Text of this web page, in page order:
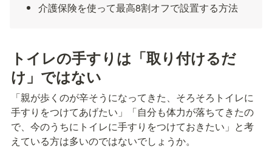
介護保険を使って最高8割オフで設置する方法
トイレの手すりは「取り付けるだ
け」ではない
「親が歩くのが辛そうになってきた、そろそろトイレに
手すりをつけてあげたい」「自分も体力が落ちてきたの
で、今のうちにトイレに手すりをつけておきたい」と考
えている方は多いのではないでしょうか。